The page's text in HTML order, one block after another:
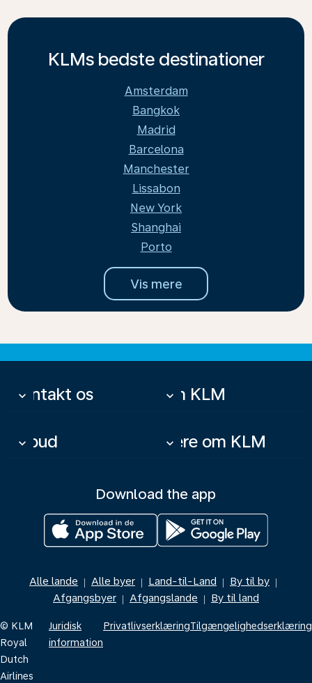
KLMs bedste destinationer
Amsterdam
Bangkok
Madrid
Barcelona
Manchester
Lissabon
New York
Shanghai
Porto
Vis mere
Kontakt os
keyboard_arrow_down Om KLM
keyboard_arrow_down
Tilbud
keyboard_arrow_down Mere om KLM
keyboard_arrow_down
Download the app
Alle lande | Alle byer | Land-til-Land | By til by |
Afgangsbyer | Afgangslande | By til land
© KLM
Royal
Dutch
Airlines
Juridisk
information
PrivatlivserklæringTilgængelighedserklæring